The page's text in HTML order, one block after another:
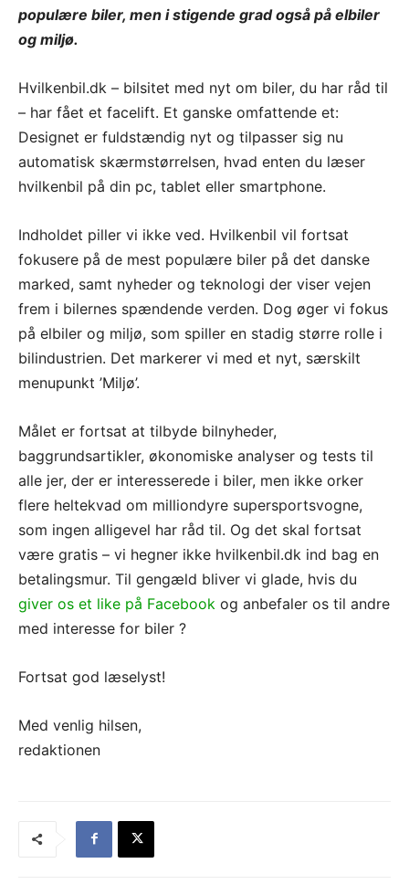
populære biler, men i stigende grad også på elbiler
og miljø.
Hvilkenbil.dk – bilsitet med nyt om biler, du har råd til
– har fået et facelift. Et ganske omfattende et:
Designet er fuldstændig nyt og tilpasser sig nu
automatisk skærmstørrelsen, hvad enten du læser
hvilkenbil på din pc, tablet eller smartphone.
Indholdet piller vi ikke ved. Hvilkenbil vil fortsat
fokusere på de mest populære biler på det danske
marked, samt nyheder og teknologi der viser vejen
frem i bilernes spændende verden. Dog øger vi fokus
på elbiler og miljø, som spiller en stadig større rolle i
bilindustrien. Det markerer vi med et nyt, særskilt
menupunkt ’Miljø’.
Målet er fortsat at tilbyde bilnyheder,
baggrundsartikler, økonomiske analyser og tests til
alle jer, der er interesserede i biler, men ikke orker
flere heltekvad om milliondyre supersportsvogne,
som ingen alligevel har råd til. Og det skal fortsat
være gratis – vi hegner ikke hvilkenbil.dk ind bag en
betalingsmur. Til gengæld bliver vi glade, hvis du
giver os et like på Facebook og anbefaler os til andre
med interesse for biler ?
Fortsat god læselyst!
Med venlig hilsen,
redaktionen